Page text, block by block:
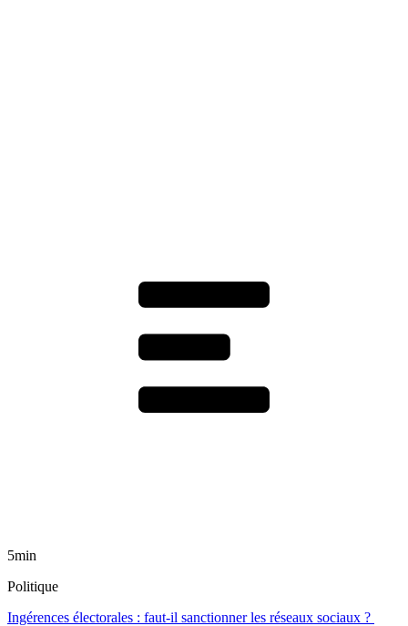
5min
Politique
Ingérences électorales : faut-il sanctionner les réseaux sociaux ?